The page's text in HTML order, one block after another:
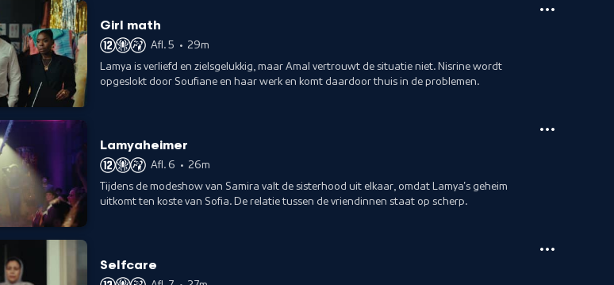
Girl math
Afl. 5 • 29m
Lamya is verliefd en zielsgelukkig, maar Amal vertrouwt de situatie niet. Nisrine wordt
opgeslokt door Soufiane en haar werk en komt daardoor thuis in de problemen.
Lamyaheimer
Afl. 6 • 26m
Tijdens de modeshow van Samira valt de sisterhood uit elkaar, omdat Lamya's geheim
uitkomt ten koste van Sofia. De relatie tussen de vriendinnen staat op scherp.
Selfcare